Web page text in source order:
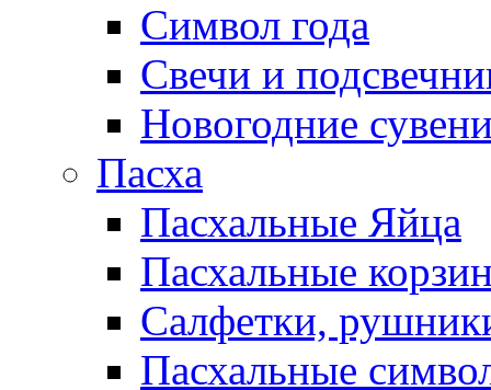
Символ года
Свечи и
Новогодние
Пасха
Пасхальные Яйца
Пасхальные
Салфетки,
Пасхальные